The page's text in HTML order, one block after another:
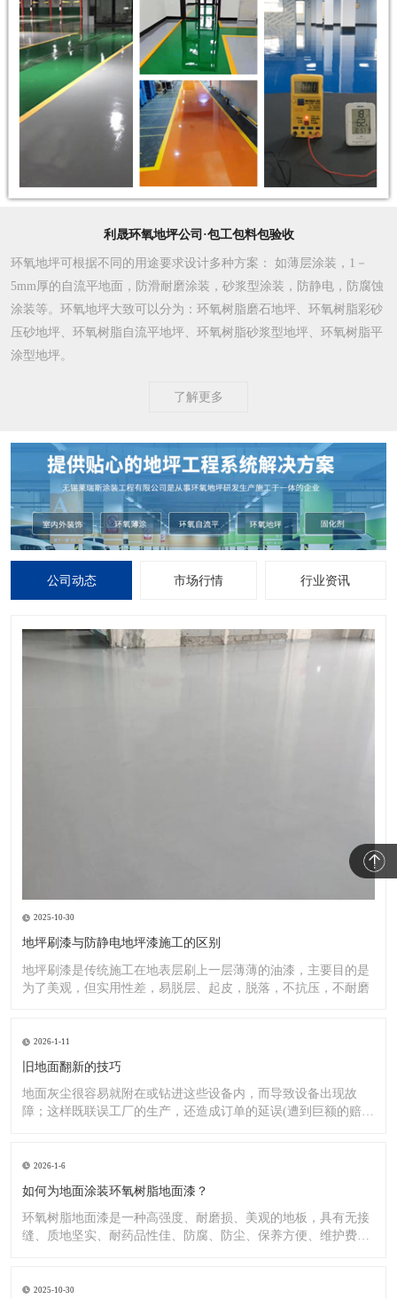
利晟环氧地坪公司·包工包料包验收
环氧地坪可根据不同的用途要求设计多种方案 ： 如薄层涂装，1－
5mm厚的自流平地面，防滑耐磨涂装，砂浆型涂装，防静电，防腐蚀
涂装等。环氧地坪大致可以分为：环氧树脂磨石地坪、环氧树脂彩砂
压砂地坪、环氧树脂自流平地坪、环氧树脂砂浆型地坪、环氧树脂平
涂型地坪。
了解更多
公司动态 市场行情 行业资讯
2025-10-30
地坪刷漆与防静电地坪漆施工的区别
地坪刷漆是传统施工在地表层刷上一层薄薄的油漆，主要目的是
为了美观，但实用性差，易脱层、起皮，脱落，不抗压，不耐磨
2026-1-11
旧地面翻新的技巧
地面灰尘很容易就附在或钻进这些设备内，而导致设备出现故
障；这样既联误工厂的生产，还造成订单的延误(遭到巨额的赔
2026-1-6
如何为地面涂装环氧树脂地面漆？
环氧树脂地面漆是一种高强度、耐磨损、美观的地板，具有无接
缝、质地坚实、耐药品性佳、防腐、防尘、保养方便、维护费用
2025-10-30